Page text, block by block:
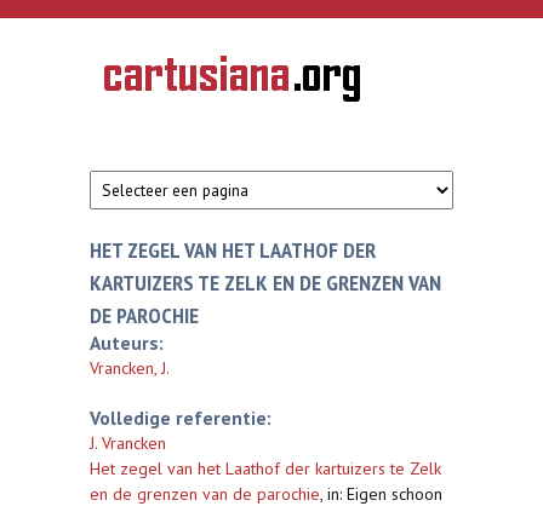
Overslaan en naar de inhoud gaan
CARTUSIANA
Geschiedenis
van de
HET ZEGEL VAN HET LAATHOF DER
KARTUIZERS TE ZELK EN DE GRENZEN VAN
DE PAROCHIE
Auteurs:
Vrancken, J.
Volledige referentie:
J. Vrancken
Het zegel van het Laathof der kartuizers te Zelk
en de grenzen van de parochie, in: Eigen schoon